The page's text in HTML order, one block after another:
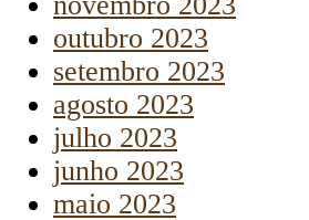
outubro 2023
setembro 2023
agosto 2023
julho 2023
junho 2023
maio 2023